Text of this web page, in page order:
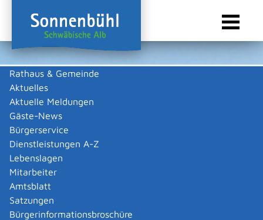
Rathaus & Gemeinde
Aktuelles
Aktuelle Meldungen
Gäste-News
Bürgerservice
Dienstleistungen A-Z
Lebenslagen
Mitarbeiter
Amtsblatt
Satzungen
Bürgerinformationsbroschüre
Sie sind hier:
Gewerbeliste
Keine Daten vorhanden
Zurück zur Suche
Zurück zur Suche